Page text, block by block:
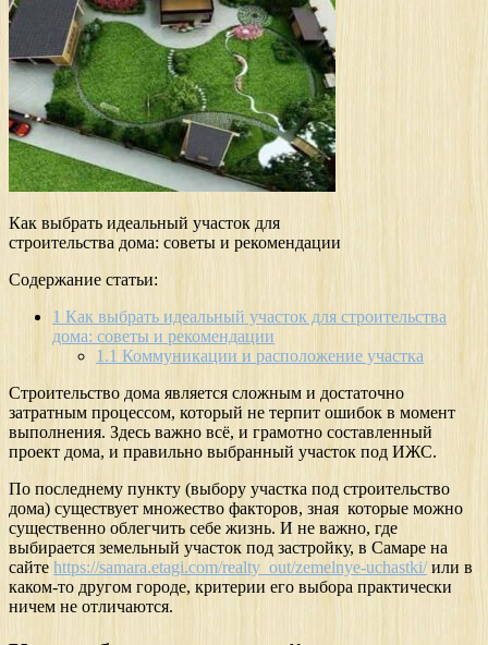
Как выбрать идеальный участок для
строительства дома: советы и рекомендации
Содержание статьи:
1 Как выбрать идеальный участок для строительства
дома: советы и рекомендации
1.1 Коммуникации и расположение участка
Строительство дома является сложным и достаточно
затратным процессом, который не терпит ошибок в момент
выполнения. Здесь важно всё, и грамотно составленный
проект дома, и правильно выбранный участок под ИЖС.
По последнему пункту (выбору участка под строительство
дома) существует множество факторов, зная которые можно
существенно облегчить себе жизнь. И не важно, где
выбирается земельный участок под застройку, в Самаре на
сайте https://samara.etagi.com/realty_out/zemelnye-uchastki/или в
каком-то другом городе, критерии его выбора практически
ничем не отличаются.